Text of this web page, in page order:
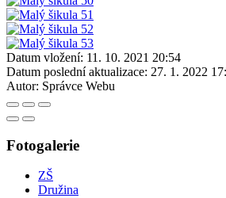
Datum vložení: 11. 10. 2021 20:54
Datum poslední aktualizace: 27. 1. 2022
Autor: Správce Webu
Fotogalerie
ZŠ
Družina